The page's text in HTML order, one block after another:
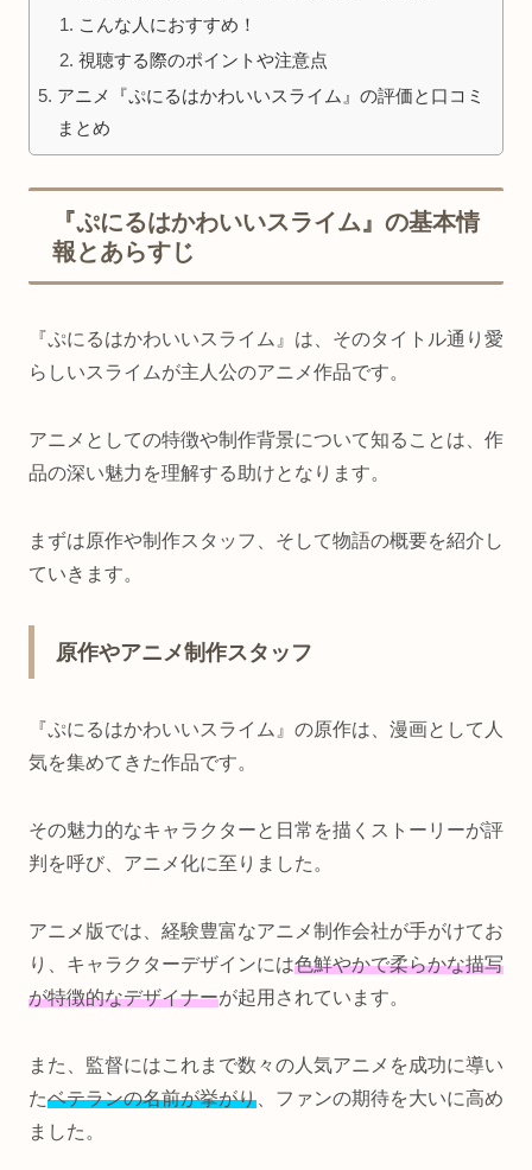
こんな人におすすめ！
視聴する際のポイントや注意点
アニメ『ぷにるはかわいいスライム』の評価と口コミ
まとめ
『ぷにるはかわいいスライム』の基本情
報とあらすじ
『ぷにるはかわいいスライム』は、そのタイトル通り愛
らしいスライムが主人公のアニメ作品です。
アニメとしての特徴や制作背景について知ることは、作
品の深い魅力を理解する助けとなります。
まずは原作や制作スタッフ、そして物語の概要を紹介し
ていきます。
原作やアニメ制作スタッフ
『ぷにるはかわいいスライム』の原作は、漫画として人
気を集めてきた作品です。
その魅力的なキャラクターと日常を描くストーリーが評
判を呼び、アニメ化に至りました。
アニメ版では、経験豊富なアニメ制作会社が手がけてお
り、キャラクターデザインには色鮮やかで柔らかな描写
が特徴的なデザイナーが起用されています。
また、監督にはこれまで数々の人気アニメを成功に導い
たベテランの名前が挙がり 、ファンの期待を大いに高め
ました。